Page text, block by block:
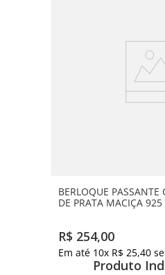
BERLOQUE PASSANTE
DE PRATA MACIÇA 925
R$ 254,00
Em até 10x R$ 25,40
Produto